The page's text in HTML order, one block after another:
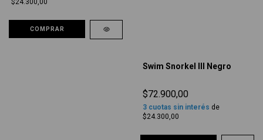
$24.300,00
COMPRAR
Swim Snorkel III Negro
$72.900,00
3 cuotas sin interés de
$24.300,00